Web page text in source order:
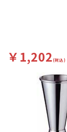
￥1,202(税込)